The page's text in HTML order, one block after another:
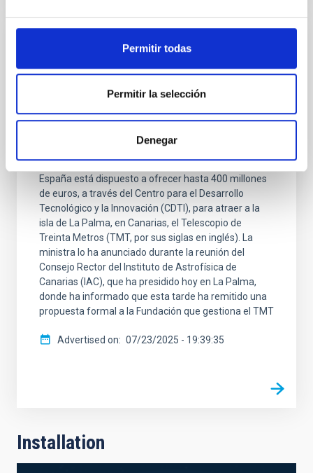
Permitir todas
Permitir la selección
Denegar
La ministra de Ciencia anuncia en el
Consejo Rector del IAC que el Gobierno de
euros para construir en La Palma el TMT
La ministra de Ciencia, Innovación y Universidades,
Diana Morant, ha anunciado que el Gobierno de
España está dispuesto a ofrecer hasta 400 millones
de euros, a través del Centro para el Desarrollo
Tecnológico y la Innovación (CDTI), para atraer a la
isla de La Palma, en Canarias, el Telescopio de
Treinta Metros (TMT, por sus siglas en inglés). La
ministra lo ha anunciado durante la reunión del
Consejo Rector del Instituto de Astrofísica de
Canarias (IAC), que ha presidido hoy en La Palma,
donde ha informado que esta tarde ha remitido una
propuesta formal a la Fundación que gestiona el TMT
Advertised on 07/23/2025 - 19:39:35
Installation